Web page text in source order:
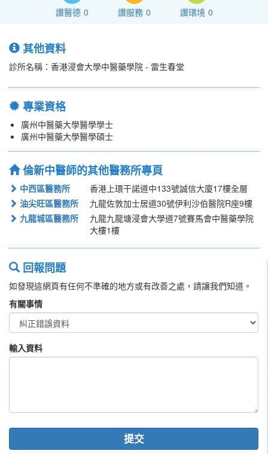
讚醫德 0 讚服務 0 讚環境 0
其他資料
診所名稱：香港浸會大學中醫藥學院 - 雷生春堂
專業資格
廣州中醫藥大學醫學學士
廣州中醫藥大學醫學碩士
倫新中醫師的其他醫務所專頁
中西區醫務所
香港上環干諾道中133號誠信大廈17樓全層
油尖旺區醫務所
九龍佐敦加士居道30號伊利沙伯醫院R座9樓
九龍城區醫務所
九龍九龍塘浸會大學道7號賽馬會中醫藥學院
大樓1樓
回報問題
如發現這網頁有任何不準確的地方或有改善之處，請讓我們知道。
有關事情
輸入資料
提交